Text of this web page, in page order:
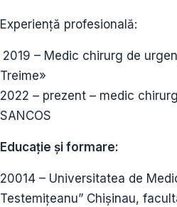
Experiență profesională:
2019 – Medic chirurg de
Treime»
2022 – prezent – medic
SANCOS
Educație și formare:
20014 – Universitatea de
Testemițeanu” Chișinau,